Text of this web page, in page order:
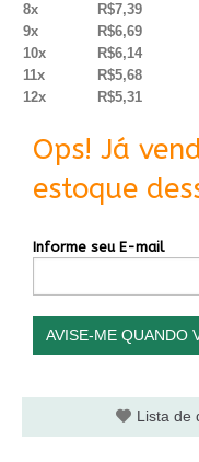
8x
R$7,39
9x
R$6,69
10x
R$6,14
11x
R$5,68
12x
R$5,31
Ops! Já
estoque
Informe seu E-mail
AVISE-ME QUANDO
Lista de